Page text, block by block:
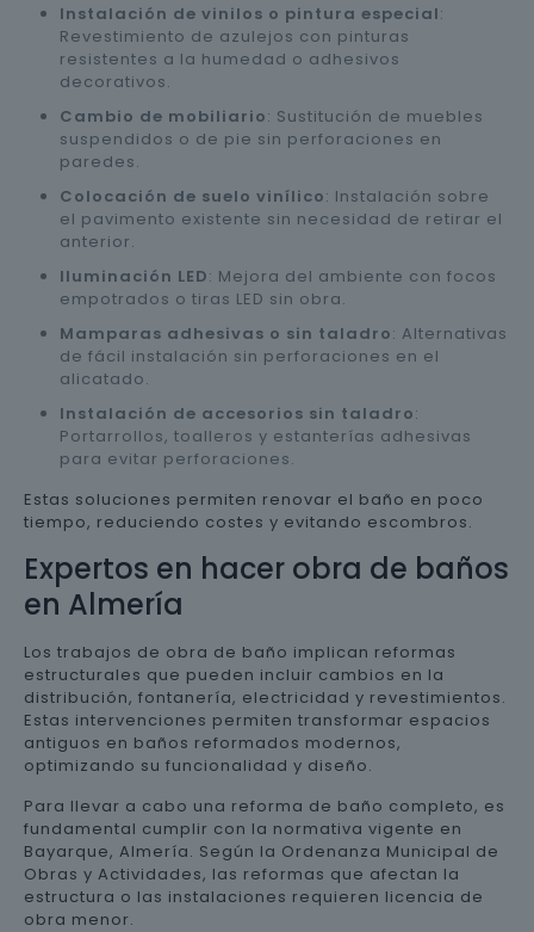
Instalación de vinilos o pintura especial:
Revestimiento de azulejos con pinturas
resistentes a la humedad o adhesivos
decorativos.
Cambio de mobiliario: Sustitución de muebles
suspendidos o de pie sin perforaciones en
paredes.
Colocación de suelo vinílico: Instalación sobre
el pavimento existente sin necesidad de retirar el
anterior.
Iluminación LED: Mejora del ambiente con focos
empotrados o tiras LED sin obra.
Mamparas adhesivas o sin taladro: Alternativas
de fácil instalación sin perforaciones en el
alicatado.
Instalación de accesorios sin taladro:
Portarrollos, toalleros y estanterías adhesivas
para evitar perforaciones.
Estas soluciones permiten renovar el baño en poco
tiempo, reduciendo costes y evitando escombros.
Expertos en hacer obra de baños
en Almería
Los trabajos de obra de baño implican reformas
estructurales que pueden incluir cambios en la
distribución, fontanería, electricidad y revestimientos.
Estas intervenciones permiten transformar espacios
antiguos en baños reformados modernos,
optimizando su funcionalidad y diseño.
Para llevar a cabo una reforma de baño completo, es
fundamental cumplir con la normativa vigente en
Bayarque, Almería. Según la Ordenanza Municipal de
Obras y Actividades, las reformas que afectan la
estructura o las instalaciones requieren licencia de
obra menor.